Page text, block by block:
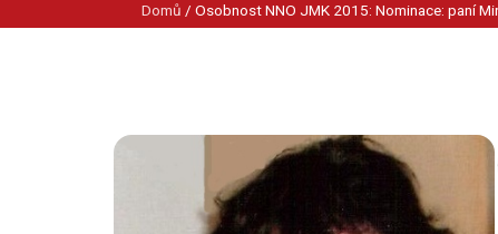
Domů / Osobnost NNO JMK 2015: Nominace: paní